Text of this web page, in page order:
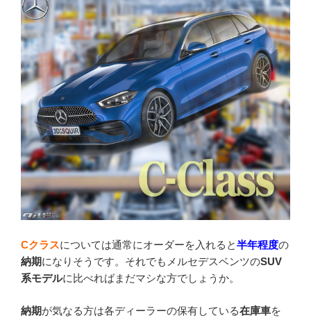
Cクラスについては通常にオーダーを入れると半年程度の
納期になりそうです。それでもメルセデスベンツのSUV
系モデルに比べればまだマシな方でしょうか。
納期が気なる方は各ディーラーの保有している在庫車を